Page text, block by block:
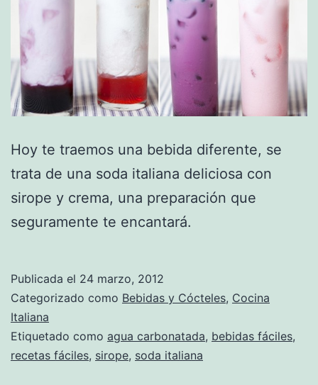
Hoy te traemos una bebida diferente, se
trata de una soda italiana deliciosa con
sirope y crema, una preparación que
seguramente te encantará.
Publicada el 24 marzo, 2012
Categorizado como Bebidas y Cócteles, Cocina
Italiana
Etiquetado como agua carbonatada, bebidas fáciles,
recetas fáciles, sirope, soda italiana